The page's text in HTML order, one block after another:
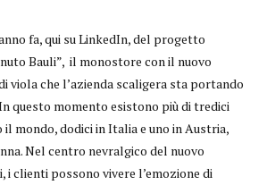
fa, qui su LinkedIn, del progetto
Bauli”, il monostore con il nuovo
viola che l’azienda scaligera sta portando
questo momento esistono più di tredici
mondo, dodici in Italia e uno in Austria,
Nel centro nevralgico del nuovo
i clienti possono vivere l’emozione di